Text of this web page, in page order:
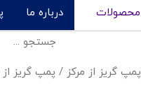
محصولات درباره ما
پمپ گریز از مرکز / پمپ گریز از